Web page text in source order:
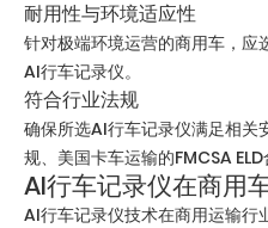
耐用性与环境适应性
针对极端环境运营的商用车，应
AI行车记录仪。
符合行业法规
确保所选AI行车记录仪满足相关
规、美国卡车运输的FMCSA
AI行车记录仪在商用
AI行车记录仪技术在商用运输行